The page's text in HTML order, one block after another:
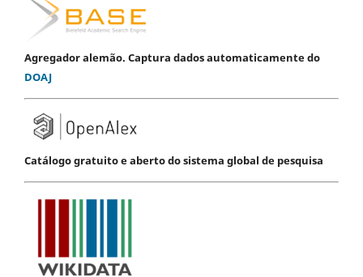
Agregador alemão. Captura dados automaticamente do
DOAJ
Catálogo gratuito e aberto do sistema global de pesquisa